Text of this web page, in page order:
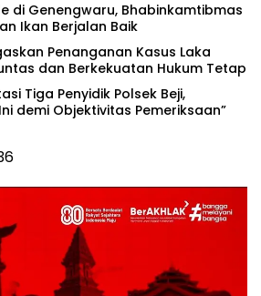
di Genengwaru, Bhabinkamtibmas
Ikan Berjalan Baik
Penanganan Kasus Laka
dan Berkekuatan Hukum Tetap
Tiga Penyidik Polsek Beji,
demi Objektivitas Pemeriksaan”